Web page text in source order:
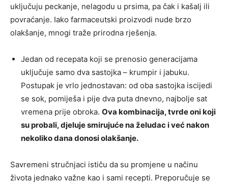
uključuju peckanje, nelagodu u prsima, pa čak i kašalj ili
povraćanje. Iako farmaceutski proizvodi nude brzo
olakšanje, mnogi traže prirodna rješenja.
Jedan od recepata koji se prenosio generacijama
uključuje samo dva sastojka – krumpir i jabuku.
Postupak je vrlo jednostavan: od oba sastojka iscijedi
se sok, pomiješa i pije dva puta dnevno, najbolje sat
vremena prije obroka. Ova kombinacija, tvrde oni koji
su probali, djeluje smirujuće na želudac i već nakon
nekoliko dana donosi olakšanje.
Savremeni stručnjaci ističu da su promjene u načinu
života jednako važne kao i sami recepti. Preporučuje se